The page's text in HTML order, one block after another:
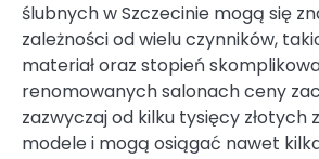
ślubnych w Szczecinie mogą się
zależności od wielu czynników,
materiał oraz stopień
renomowanych salonach ceny
zazwyczaj od kilku tysięcy złotych
modele i mogą osiągać nawet